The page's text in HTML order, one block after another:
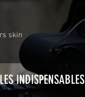
skin
INDISPENSABLES